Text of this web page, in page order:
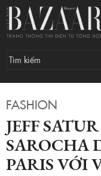
FASHION
JEFF
SAROCHA
PARIS VỚI